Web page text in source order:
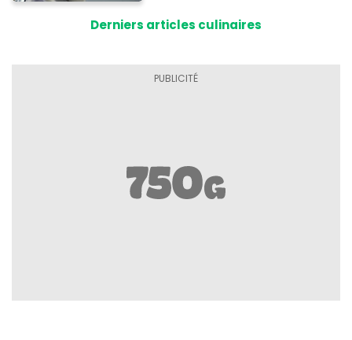
Derniers articles culinaires